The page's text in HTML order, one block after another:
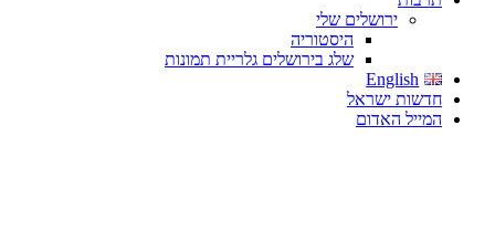
ירושלים שלי
היסטוריה
שלג בירושלים גלריית תמונות
English
חדשות ישראל
המייל האדום